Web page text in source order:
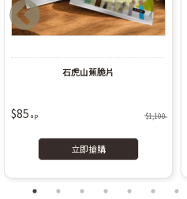
石虎山蕉脆片
$85 $1,100
立即搶購